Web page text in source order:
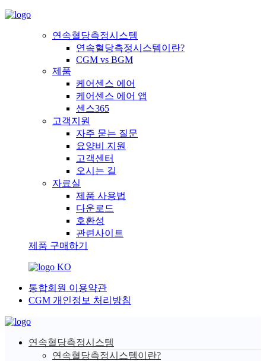
연속혈당측정시스템
연속혈당측정시스템이란?
CGM vs BGM
제품
케어센스 에어
케어센스 에어 앱
센스365
고객지원
자주 묻는 질문
요양비 지원
고객센터
오시는 길
자료실
제품 사용법
다운로드
호환성
관련사이트
제품 구매하기
KO
통합회원 이용약관
CGM 개인정보 처리방침
연속혈당측정시스템
연속혈당측정시스템이란?